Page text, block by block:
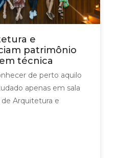
e
patrimônio
técnica
de perto aquilo
apenas em sala
Arquitetura e